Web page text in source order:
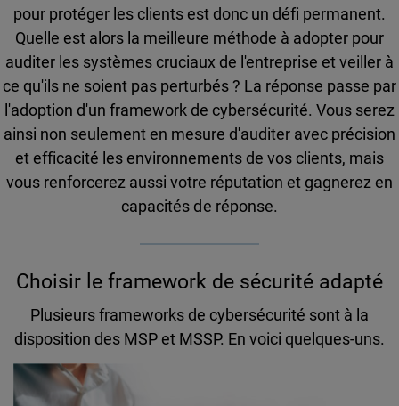
pour protéger les clients est donc un défi permanent.
Quelle est alors la meilleure méthode à adopter pour
auditer les systèmes cruciaux de l'entreprise et veiller à
ce qu'ils ne soient pas perturbés ? La réponse passe par
l'adoption d'un framework de cybersécurité. Vous serez
ainsi non seulement en mesure d'auditer avec précision
et efficacité les environnements de vos clients, mais
vous renforcerez aussi votre réputation et gagnerez en
capacités de réponse.
Choisir le framework de sécurité adapté
Plusieurs frameworks de cybersécurité sont à la
disposition des MSP et MSSP. En voici quelques-uns.